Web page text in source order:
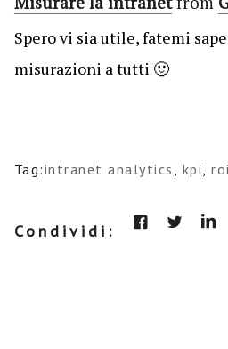
Spero vi sia utile, fatemi
misurazioni a tutti 🙂
Tag:intranet analytics , kpi,roi
Condividi: